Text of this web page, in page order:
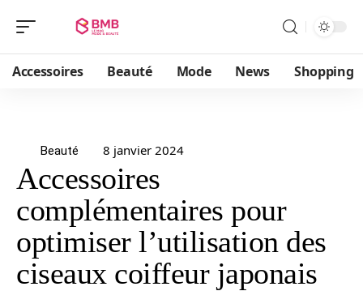
Accessoires Beauté Mode News Shopping
Beauté 8 janvier 2024
Accessoires
complémentaires pour
optimiser l’utilisation des
ciseaux coiffeur japonais